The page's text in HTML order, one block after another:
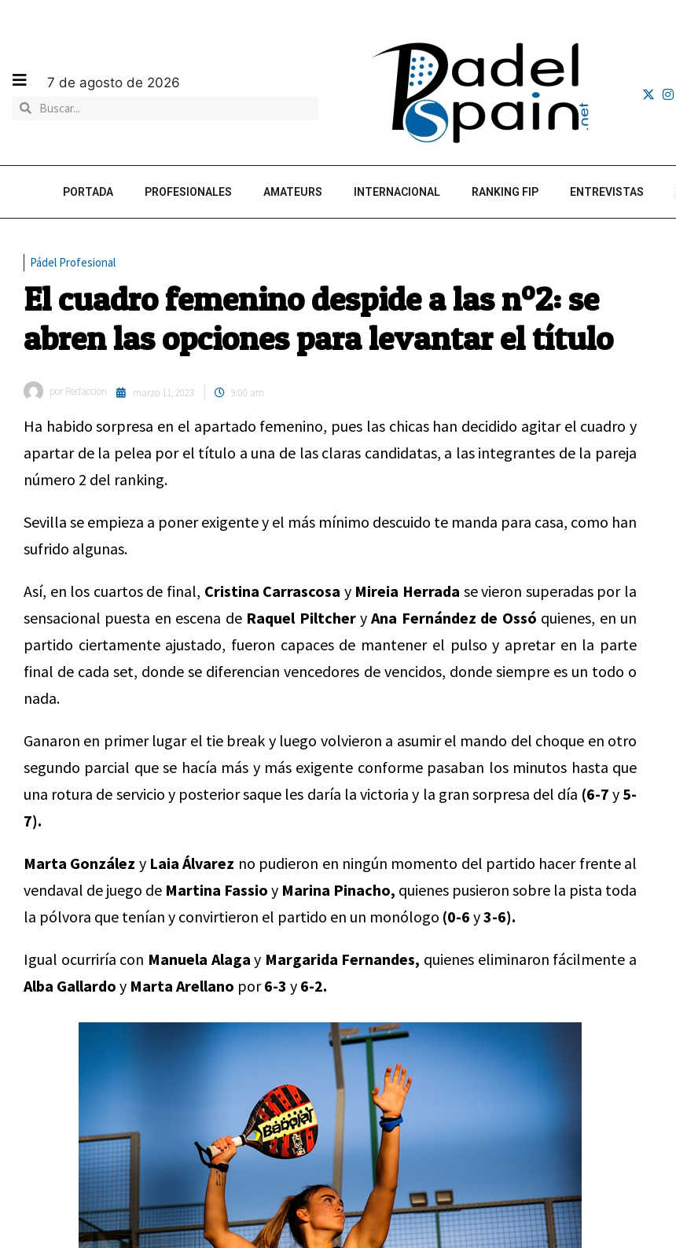
7 de agosto de 2026
PORTADA PROFESIONALES AMATEURS INTERNACIONAL RANKING FIP ENTREVISTAS
Pádel Profesional
El cuadro femenino despide a las nº2: se
abren las opciones para levantar el título
por Redaccion marzo 11, 2023 9:00 am
Ha habido sorpresa en el apartado femenino, pues las chicas han decidido agitar el cuadro y
apartar de la pelea por el título a una de las claras candidatas, a las integrantes de la pareja
número 2 del ranking.
Sevilla se empieza a poner exigente y el más mínimo descuido te manda para casa, como han
sufrido algunas.
Así, en los cuartos de final, Cristina Carrascosa y Mireia Herrada se vieron superadas por la
sensacional puesta en escena de Raquel PiltcheryAna Fernández de Ossó quienes, en un
partido ciertamente ajustado, fueron capaces de mantener el pulso y apretar en la parte
final de cada set, donde se diferencian vencedores de vencidos, donde siempre es un todo o
nada.
Ganaron en primer lugar el tie break y luego volvieron a asumir el mando del choque en otro
segundo parcial que se hacía más y más exigente conforme pasaban los minutos hasta que
una rotura de servicio y posterior saque les daría la victoria y la gran sorpresa del día (6-7 y 5-
7).
Marta González y Laia Álvarez no pudieron en ningún momento del partido hacer frente al
vendaval de juego de Martina Fassio y Marina Pinacho, quienes pusieron sobre la pista toda
la pólvora que tenían y convirtieron el partido en un monólogo (0-6 y3-6).
Igual ocurriría con Manuela Alaga y Margarida Fernandes, quienes eliminaron fácilmente a
Alba Gallardo y Marta Arellano por6-3 y 6-2.